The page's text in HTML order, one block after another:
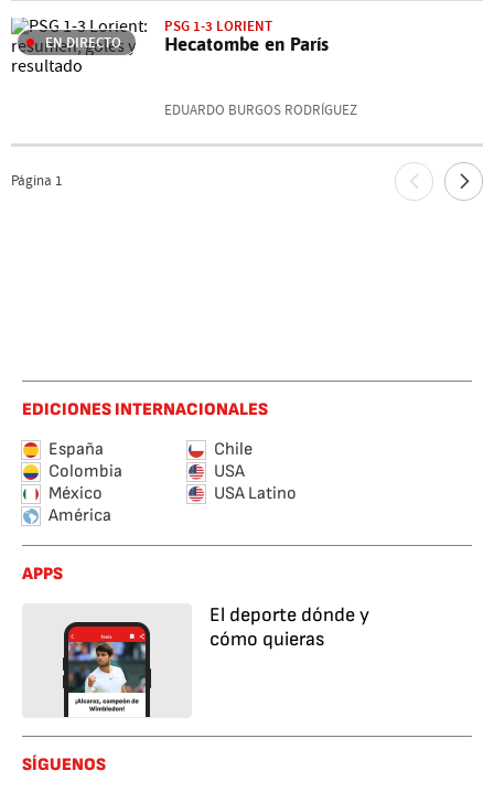
EN DIRECTO
PSG 1-3 LORIENT
Hecatombe en París
EDUARDO BURGOS RODRÍGUEZ
Página 1
EDICIONES INTERNACIONALES
España
Chile
Colombia
USA
México
USA Latino
América
APPS
El deporte dónde y
cómo quieras
SÍGUENOS